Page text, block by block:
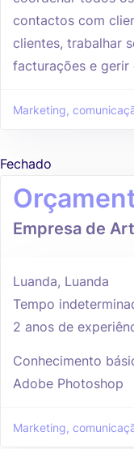
contactos com
clientes, trabalhar
facturações e gerir
Marketing,
Fechado
Empresa de
Luanda, Luanda
Tempo
2 anos de
Conhecimento
Adobe Photoshop
Marketing,